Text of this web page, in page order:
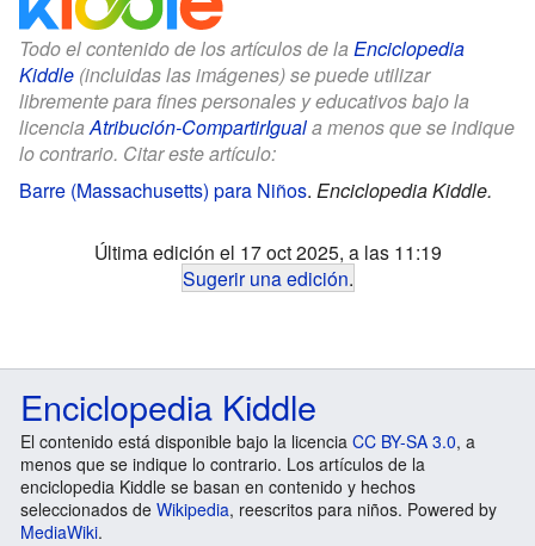
Todo el contenido de los artículos de la Enciclopedia
Kiddle (incluidas las imágenes) se puede utilizar
libremente para fines personales y educativos bajo la
licenciaAtribución-CompartirIguala menos que se indique
lo contrario. Citar este artículo:
Barre (Massachusetts) para Niños. Enciclopedia Kiddle.
Última edición el 17 oct 2025, a las 11:19
Sugerir una edición.
Enciclopedia Kiddle
El contenido está disponible bajo la licencia CC BY-SA 3.0, a
menos que se indique lo contrario. Los artículos de la
enciclopedia Kiddle se basan en contenido y hechos
seleccionados de Wikipedia, reescritos para niños. Powered by
MediaWiki.